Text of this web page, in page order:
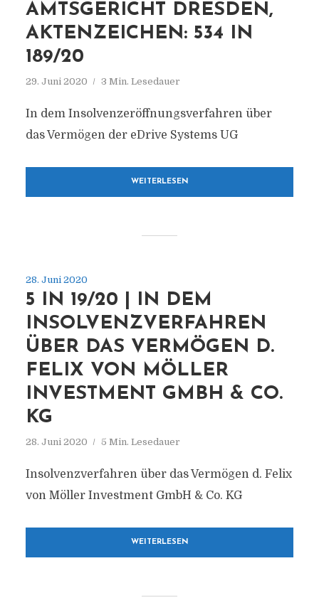
AMTSGERICHT DRESDEN,
AKTENZEICHEN: 534 IN
189/20
29. Juni 2020 3 Min. Lesedauer
In dem Insolvenzeröffnungsverfahren über
das Vermögen der eDrive Systems UG
WEITERLESEN
28. Juni 2020
5 IN 19/20 | IN DEM
INSOLVENZVERFAHREN
ÜBER DAS VERMÖGEN D.
FELIX VON MÖLLER
INVESTMENT GMBH & CO.
KG
28. Juni 2020 5 Min. Lesedauer
Insolvenzverfahren über das Vermögen d. Felix
von Möller Investment GmbH & Co. KG
WEITERLESEN